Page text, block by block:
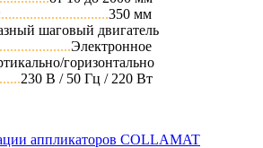
..............................350 мм
шаговый двигатель
Электронное
горизонтально
230 В / 50 Гц / 220 Вт
аппликаторов COLLAMAT